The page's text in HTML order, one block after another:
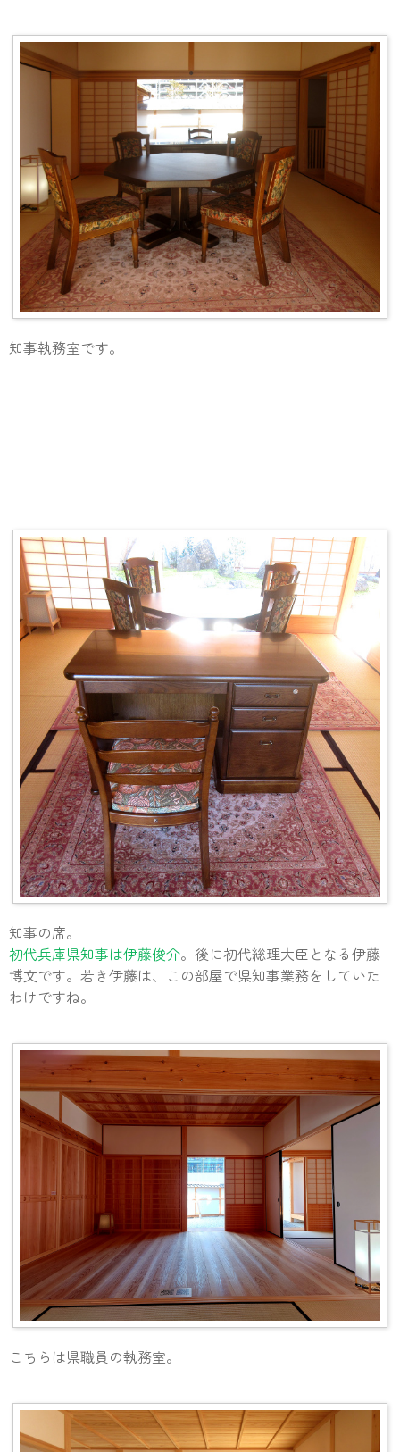
知事執務室です。
知事の席。
初代兵庫県知事は伊藤俊介。後に初代総理大臣となる伊藤
博文です。若き伊藤は、この部屋で県知事業務をしていた
わけですね。
こちらは県職員の執務室。